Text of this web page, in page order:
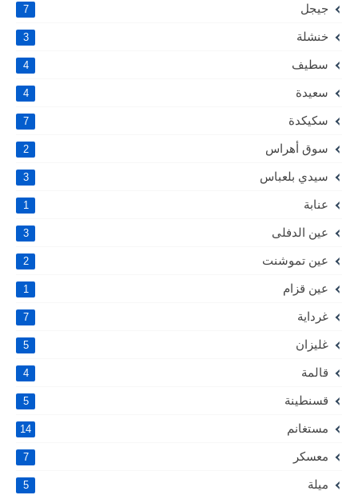
جيجل 7
خنشلة 3
سطيف 4
سعيدة 4
سكيكدة 7
سوق أهراس 2
سيدي بلعباس 3
عنابة 1
عين الدفلى 3
عين تموشنت 2
عين قزام 1
غرداية 7
غليزان 5
قالمة 4
قسنطينة 5
مستغانم 14
معسكر 7
ميلة 5